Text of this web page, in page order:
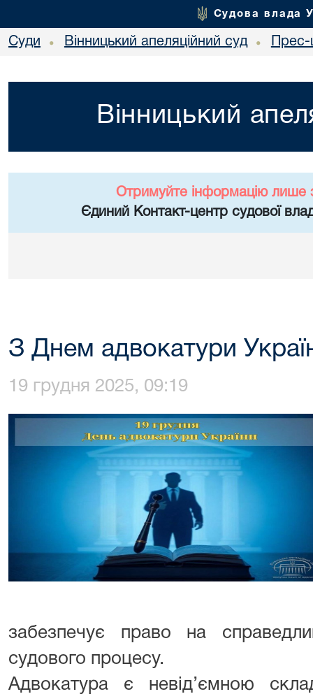
Судова влада
Суди • Вінницький апеляційний суд •
Вінницький
Отримуйте інформацію лише
Єдиний Контакт-центр судової
З Днем адвокатури
19 грудня 2025, 09:19
забезпечує право на
судового процесу.
Адвокатура є невід’ємною